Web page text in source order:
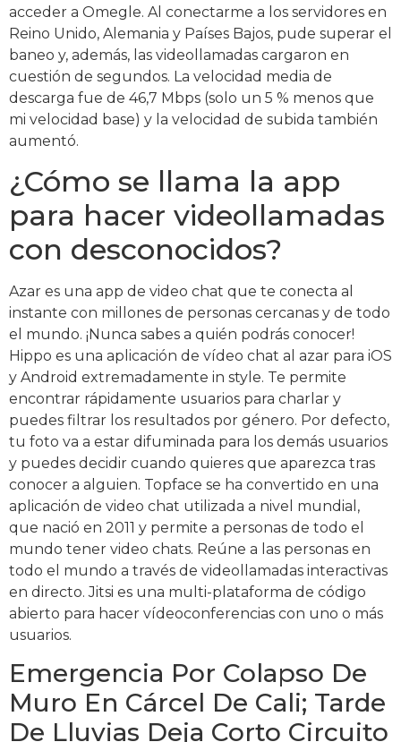
acceder a Omegle. Al conectarme a los servidores en
Reino Unido, Alemania y Países Bajos, pude superar el
baneo y, además, las videollamadas cargaron en
cuestión de segundos. La velocidad media de
descarga fue de 46,7 Mbps (solo un 5 % menos que
mi velocidad base) y la velocidad de subida también
aumentó.
¿Cómo se llama la app
para hacer videollamadas
con desconocidos?
Azar es una app de video chat que te conecta al
instante con millones de personas cercanas y de todo
el mundo. ¡Nunca sabes a quién podrás conocer!
Hippo es una aplicación de vídeo chat al azar para iOS
y Android extremadamente in style. Te permite
encontrar rápidamente usuarios para charlar y
puedes filtrar los resultados por género. Por defecto,
tu foto va a estar difuminada para los demás usuarios
y puedes decidir cuando quieres que aparezca tras
conocer a alguien. Topface se ha convertido en una
aplicación de video chat utilizada a nivel mundial,
que nació en 2011 y permite a personas de todo el
mundo tener video chats. Reúne a las personas en
todo el mundo a través de videollamadas interactivas
en directo. Jitsi es una multi-plataforma de código
abierto para hacer vídeoconferencias con uno o más
usuarios.
Emergencia Por Colapso De
Muro En Cárcel De Cali; Tarde
De Lluvias Deja Corto Circuito